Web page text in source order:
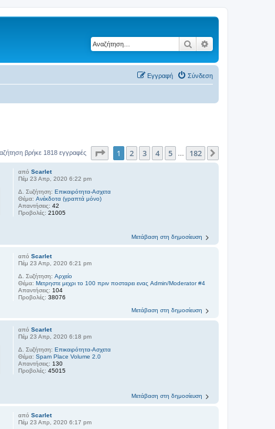
Αναζήτηση
Σύνδεση
Εγγραφή
βρήκε 1818 εγγραφές Σελίδα1 από 182
1 2 3 4 5 182
απόScarlet
Πέμ 23 Απρ, 2020 6:22 pm
Δ. Συζήτηση:Επικαιρότητα-Ασχετα
Θέμα:Ανέκδοτα (γραπτά μόνο)
Απαντήσεις:42
Προβολές:21005
Μετάβαση στη δημοσίευση
απόScarlet
Πέμ 23 Απρ, 2020 6:21 pm
Δ. Συζήτηση:Αρχείο
Θέμα:Μετρηστε μεχρι το 100 πριν ποσταρει ενας Admin/Moderator #4
Απαντήσεις: 104
Προβολές:38076
Μετάβαση στη δημοσίευση
απόScarlet
Πέμ 23 Απρ, 2020 6:18 pm
Δ. Συζήτηση:Επικαιρότητα-Ασχετα
Θέμα:Spam Place Volume 2.0
Απαντήσεις: 130
Προβολές:45015
Μετάβαση στη δημοσίευση
απόScarlet
Πέμ 23 Απρ, 2020 6:17 pm